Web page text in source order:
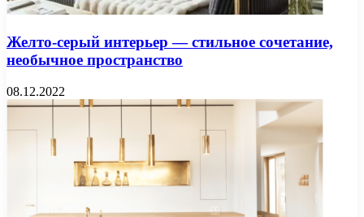
Желто-серый интерьер — стильное сочетание,
необычное пространство
08.12.2022